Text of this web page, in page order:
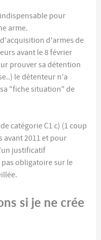
pour
arme.
d'armes de
avant le 8 février
prouver sa détention
le détenteur n'a
"fiche situation" de
catégorie C1 c) (1 coup
avant 2011 et pour
justificatif
obligatoire sur le
si je ne crée